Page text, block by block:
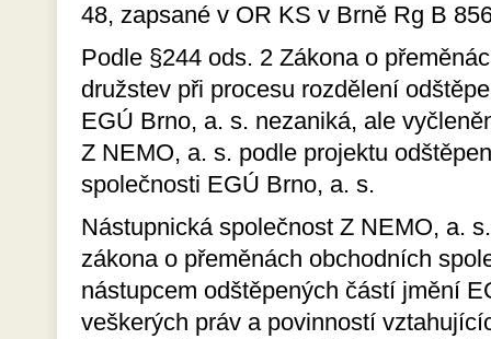
48, zapsané v OR KS v Brně Rg B
Podle §244 ods. 2 Zákona o
družstev při procesu rozdělení
EGÚ Brno, a. s. nezaniká, ale
Z NEMO, a. s. podle projektu
společnosti EGÚ Brno, a. s.
Nástupnická společnost Z NEMO, a.
zákona o přeměnách obchodních
nástupcem odštěpených částí jmění
veškerých práv a povinností